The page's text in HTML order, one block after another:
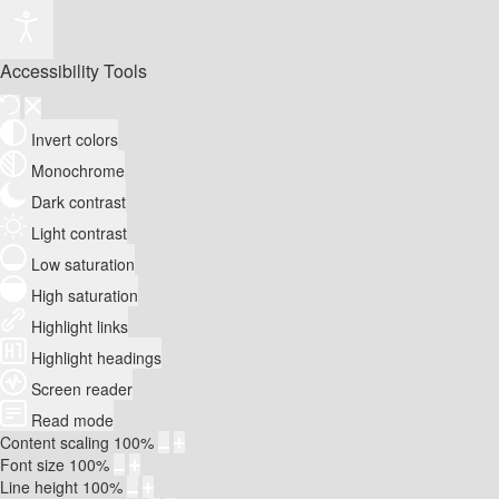
Accessibility Tools
Invert colors
Monochrome
Dark contrast
Light contrast
Low saturation
High saturation
Highlight links
Highlight headings
Screen reader
Read mode
Content scaling 100%
Font size 100%
Line height 100%